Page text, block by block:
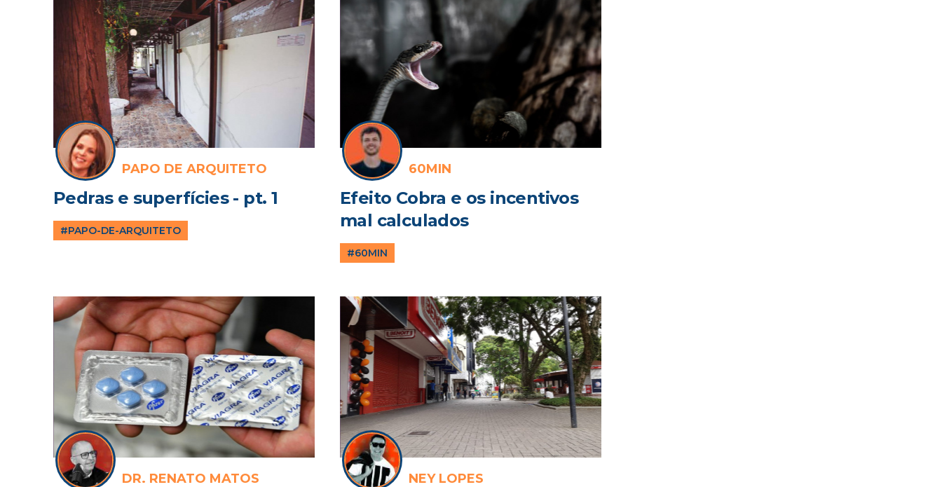
PAPO DE ARQUITETO
Pedras e superfícies - pt. 1
#PAPO-DE-ARQUITETO
60MIN
Efeito Cobra e os incentivos
mal calculados
#60MIN
DR. RENATO MATOS NEY LOPES